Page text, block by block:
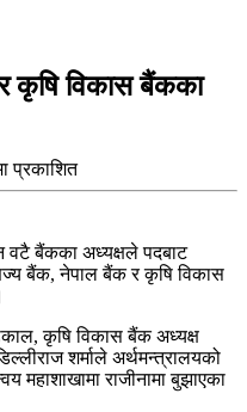
कृषि विकास बैंकका
प्रकाशित
वटै बैंकका अध्यक्षले पदबाट
बैंक, नेपाल बैंक र कृषि विकास
कृषि विकास बैंक अध्यक्ष
शर्माले अर्थमन्त्रालयको
महाशाखामा राजीनामा बुझाएका